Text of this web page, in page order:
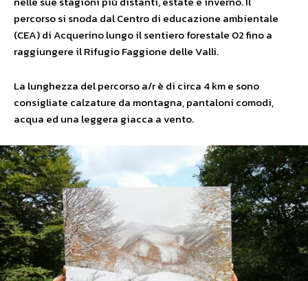
percorso si snoda dal Centro di educazione ambientale
(CEA) di Acquerino lungo il sentiero forestale 02 fino a
raggiungere il Rifugio Faggione delle Valli.
La lunghezza del percorso a/r è di circa 4 km e sono
consigliate calzature da montagna, pantaloni comodi,
acqua ed una leggera giacca a vento.